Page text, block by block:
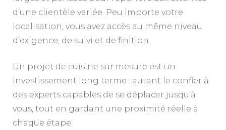
d’une clientèle variée. Peu importe votre
localisation, vous avez accès au même niveau
d’exigence, de suivi et de finition.
Un projet de cuisine sur mesure est un
investissement long terme : autant le confier à
des experts capables de se déplacer jusqu’à
vous, tout en gardant une proximité réelle à
chaque étape.